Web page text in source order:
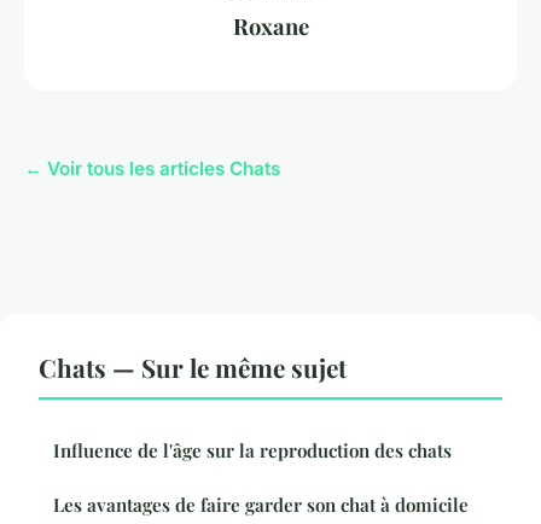
Roxane
← Voir tous les articles Chats
Chats — Sur le même sujet
Influence de l'âge sur la reproduction des chats
Les avantages de faire garder son chat à domicile